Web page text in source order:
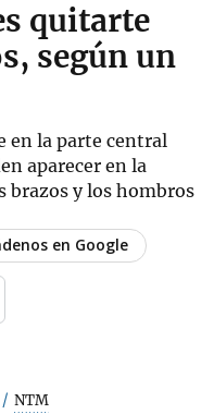
quitarte
según un
en la parte central
aparecer en la
brazos y los hombros
NTM
en Google